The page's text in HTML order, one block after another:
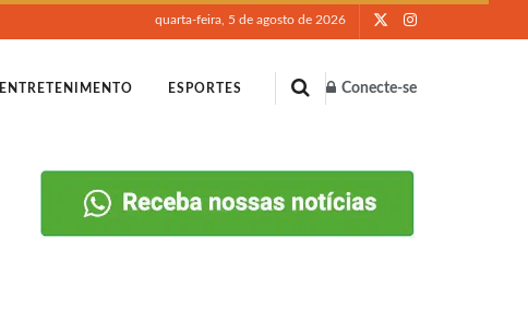
quarta-feira, 5 de agosto de 2026
ENTRETENIMENTO ESPORTES Conecte-se